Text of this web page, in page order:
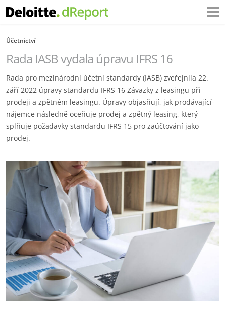
Účetnictví
Rada IASB vydala úpravu IFRS 16
Rada pro mezinárodní účetní standardy (IASB) zveřejnila 22.
září 2022 úpravy standardu IFRS 16 Závazky z leasingu při
prodeji a zpětném leasingu. Úpravy objasňují, jak prodávající-
nájemce následně oceňuje prodej a zpětný leasing, který
splňuje požadavky standardu IFRS 15 pro zaúčtování jako
prodej.